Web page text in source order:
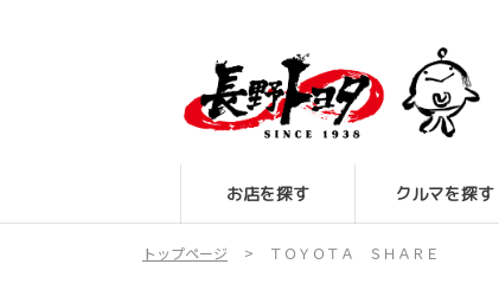
お店を探す クルマを探す
トップページ ＴＯＹＯＴＡ ＳＨＡＲＥ